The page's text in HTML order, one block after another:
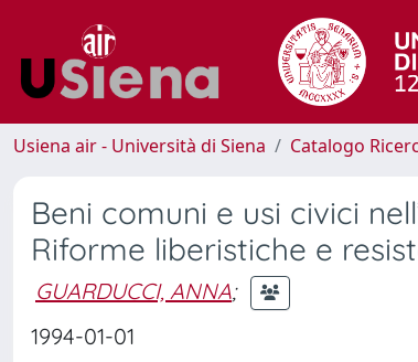
Usiena air - Università di Siena Catalogo
Beni comuni e usi civici
Riforme liberistiche e
GUARDUCCI, ANNA;
1994-01-01